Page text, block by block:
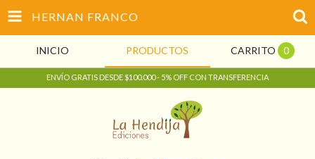
HERNAN FRANCO
INICIO PRODUCTOS CARRITO 0
ENVÍO GRATIS DESDE $100.000 - 5% OFF CON TRANSFERENCIA